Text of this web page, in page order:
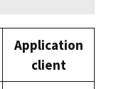
Application
client